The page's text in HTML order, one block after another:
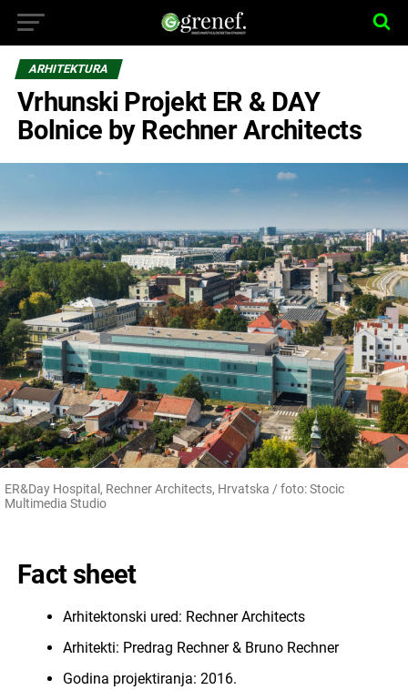
ARHITEKTURA
Vrhunski Projekt ER & DAY
Bolnice by Rechner Architects
ER&Day Hospital, Rechner Architects, Hrvatska / foto: Stocic
Multimedia Studio
Fact sheet
Arhitektonski ured: Rechner Architects
Arhitekti: Predrag Rechner & Bruno Rechner
Godina projektiranja: 2016.